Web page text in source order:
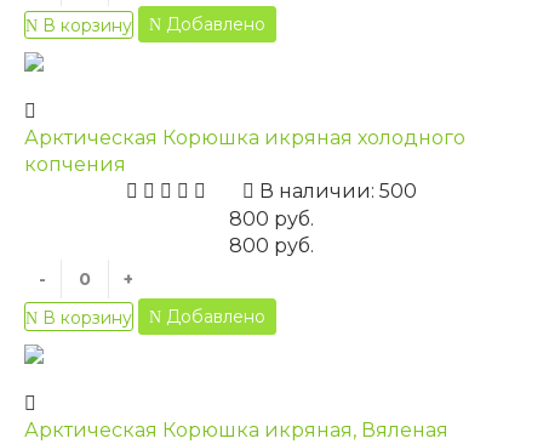
В корзину
Добавлено
Арктическая Корюшка икряная холодного
копчения
В наличии: 500
800 руб.
800 руб.
-
+
В корзину
Добавлено
Арктическая Корюшка икряная, Вяленая